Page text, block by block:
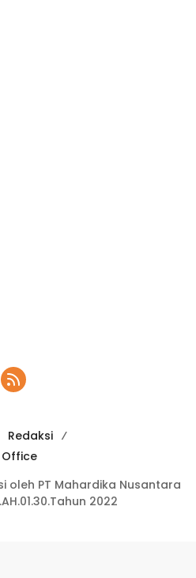
Redaksi
Office
oleh PT Mahardika Nusantara
2022